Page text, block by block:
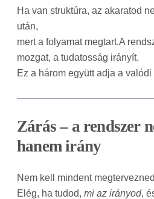
Ha van struktúra, az akaratod
után,
mert a folyamat megtart.A
mozgat, a tudatosság irányít.
Ez a három együtt adja a valódi
Zárás – a rendszer
hanem irány
Nem kell mindent
Elég, ha tudod, mi az irányod,